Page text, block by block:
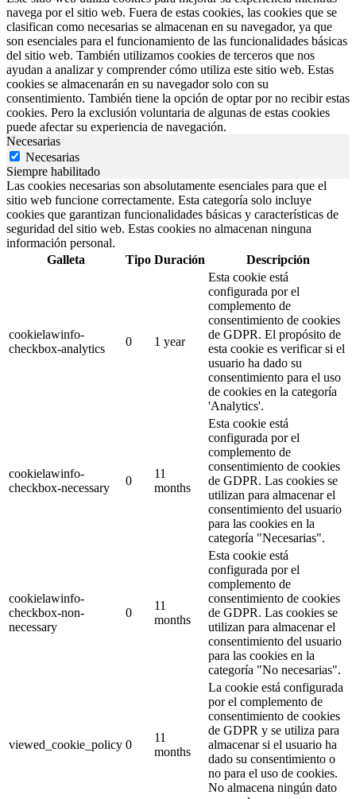
navega por el sitio web. Fuera de estas cookies, las cookies que se
clasifican como necesarias se almacenan en su navegador, ya que
son esenciales para el funcionamiento de las funcionalidades básicas
del sitio web. También utilizamos cookies de terceros que nos
ayudan a analizar y comprender cómo utiliza este sitio web. Estas
cookies se almacenarán en su navegador solo con su
consentimiento. También tiene la opción de optar por no recibir estas
cookies. Pero la exclusión voluntaria de algunas de estas cookies
puede afectar su experiencia de navegación.
Necesarias
Necesarias
Siempre habilitado
Las cookies necesarias son absolutamente esenciales para que el
sitio web funcione correctamente. Esta categoría solo incluye
cookies que garantizan funcionalidades básicas y características de
seguridad del sitio web. Estas cookies no almacenan ninguna
información personal.
Galleta
Tipo Duración Descripción
cookielawinfo-
checkbox-analytics
0 1 year
Esta cookie está
configurada por el
complemento de
consentimiento de cookies
de GDPR. El propósito de
esta cookie es verificar si el
usuario ha dado su
consentimiento para el uso
de cookies en la categoría
'Analytics'.
cookielawinfo-
checkbox-necessary
0
11
months
Esta cookie está
configurada por el
complemento de
consentimiento de cookies
de GDPR. Las cookies se
utilizan para almacenar el
consentimiento del usuario
para las cookies en la
categoría "Necesarias".
cookielawinfo-
checkbox-non-
necessary
0
11
months
Esta cookie está
configurada por el
complemento de
consentimiento de cookies
de GDPR. Las cookies se
utilizan para almacenar el
consentimiento del usuario
para las cookies en la
categoría "No necesarias".
viewed_cookie_policy 0
11
months
La cookie está configurada
por el complemento de
consentimiento de cookies
de GDPR y se utiliza para
almacenar si el usuario ha
dado su consentimiento o
no para el uso de cookies.
No almacena ningún dato